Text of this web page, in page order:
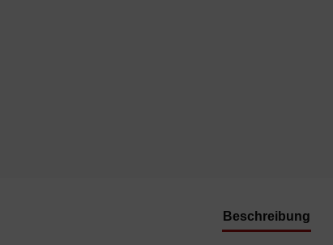
Beschreibung